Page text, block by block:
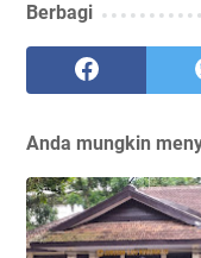
Berbagi
Anda mungkin